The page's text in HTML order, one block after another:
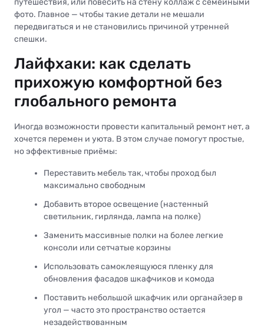
фото. Главное — чтобы такие детали не мешали
передвигаться и не становились причиной утренней
спешки.
Лайфхаки: как сделать
прихожую комфортной без
глобального ремонта
Иногда возможности провести капитальный ремонт нет, а
хочется перемен и уюта. В этом случае помогут простые,
но эффективные приёмы:
Переставить мебель так, чтобы проход был
максимально свободным
Добавить второе освещение (настенный
светильник, гирлянда, лампа на полке)
Заменить массивные полки на более легкие
консоли или сетчатые корзины
Использовать самоклеящуюся пленку для
обновления фасадов шкафчиков и комода
Поставить небольшой шкафчик или органайзер в
угол — часто это пространство остается
незадействованным